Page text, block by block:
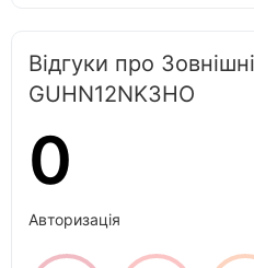
Відгуки про
GUHN12NK3HO
0
Авторизація